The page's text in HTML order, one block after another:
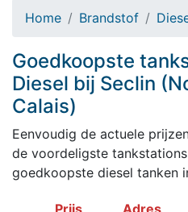
Home Brandstof
Goedkoopste
Diesel bij Seclin
Calais)
Eenvoudig de actuele
de voordeligste
goedkoopste diesel tanken
Prijs Adres